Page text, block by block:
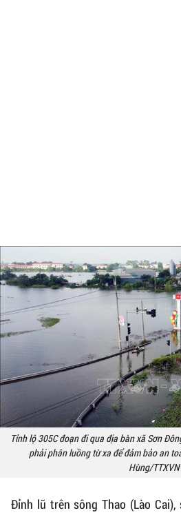
Tỉnh lộ 305C đoạn đi qua địa bàn xã Sơn
phải phân luồng từ xa để đảm bảo an
Hùng/TTXVN
Đỉnh lũ trên sông Thao (Lào Cai),